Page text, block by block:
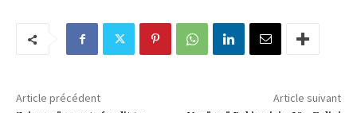
Article précédent Article suivant